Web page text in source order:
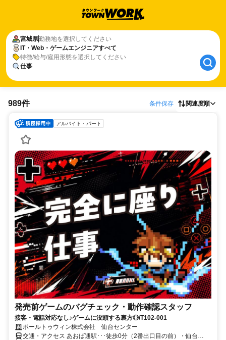
宮城県勤務地を選択してください
IT・Web・ゲームエンジニアすべて
特徴/給与/雇用形態を選択してください
仕事
989件 条件保存 関連度順
アルバイト・パート
発売前ゲームのバグチェック・動作確認スタッフ
接客・電話対応なし♪ゲームに没頭する裏方◎/T102-001
ポールトゥウィン株式会社 仙台センター
交通・アクセス あおば通駅･･･徒歩0分（2番出口目の前）・仙台